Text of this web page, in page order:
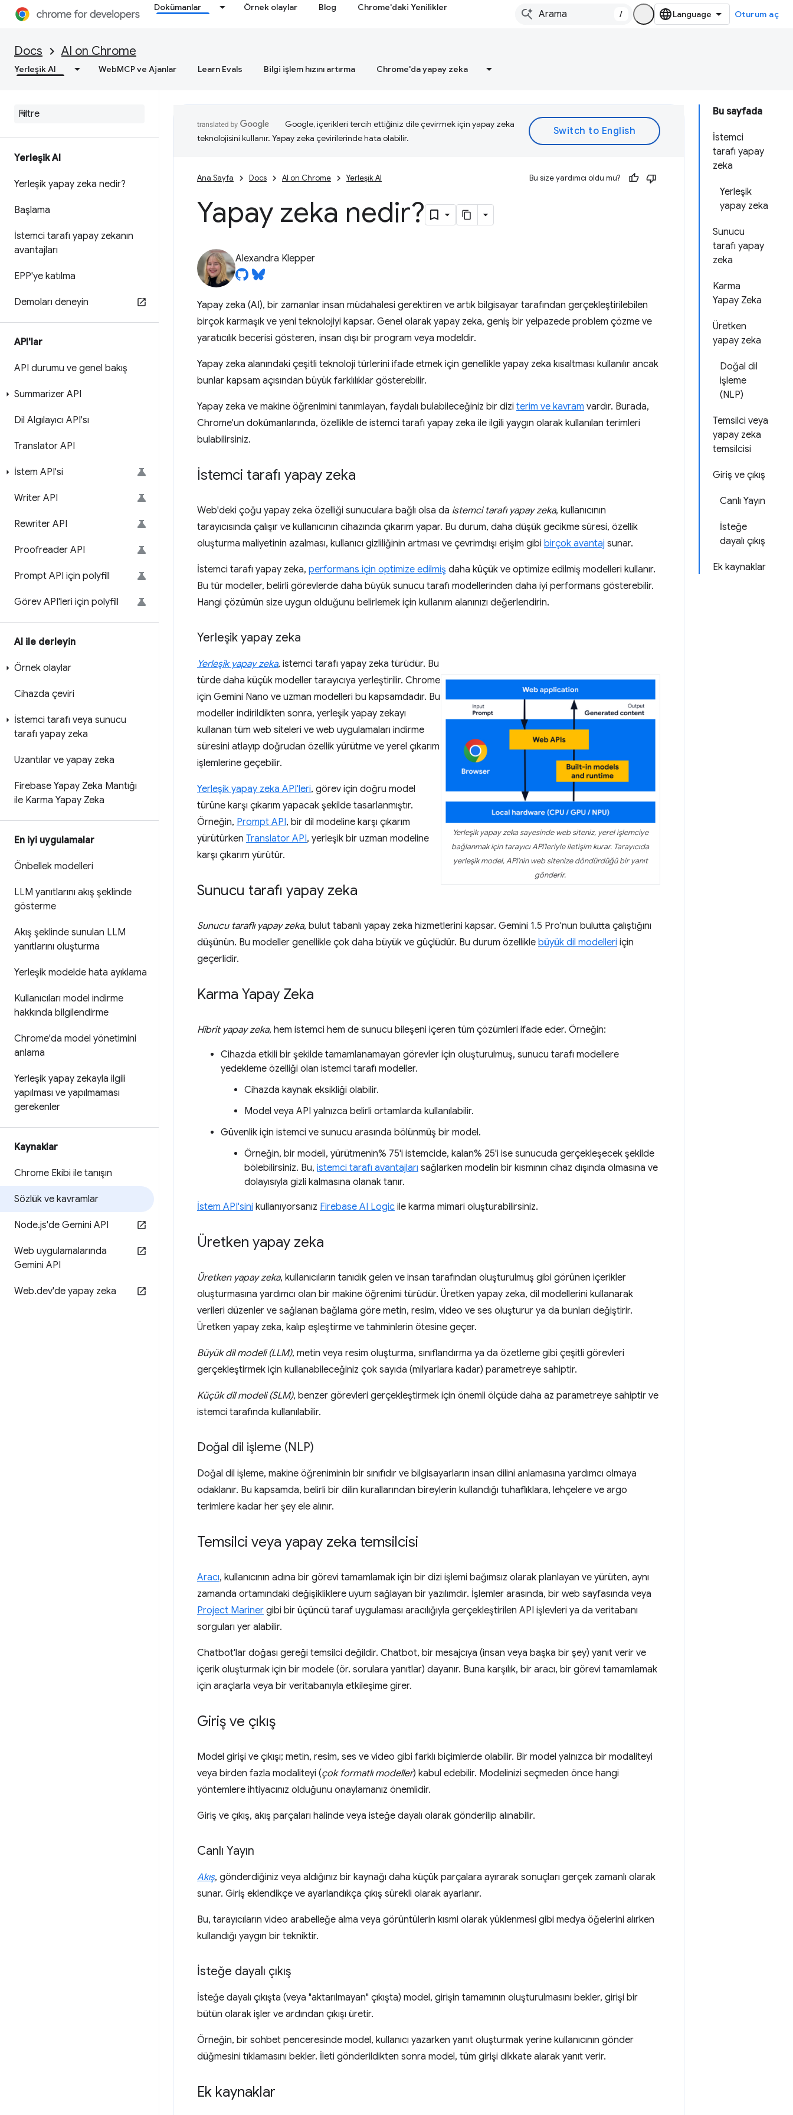
Dokümanlar Örnek olaylar Blog Chrome'daki Yenilikler
/ Oturum aç
Docs AI on Chrome
Yerleşik AI WebMCP ve Ajanlar Learn Evals Bilgi işlem hızını artırma Chrome'da yapay zeka
Yerleşik AI
Yerleşik yapay zeka nedir?
Başlama
İstemci tarafı yapay zekanın
avantajları
EPP'ye katılma
Demoları deneyin
API'lar
API durumu ve genel bakış
Summarizer API
Dil Algılayıcı API'sı
Translator API
İstem API'si
Writer API
Rewriter API
Proofreader API
Prompt API için polyfill
Görev API'leri için polyfill
AI ile derleyin
Örnek olaylar
Cihazda çeviri
İstemci tarafı veya sunucu
tarafı yapay zeka
Uzantılar ve yapay zeka
Firebase Yapay Zeka Mantığı
ile Karma Yapay Zeka
En iyi uygulamalar
Önbellek modelleri
LLM yanıtlarını akış şeklinde
gösterme
Akış şeklinde sunulan LLM
yanıtlarını oluşturma
Yerleşik modelde hata ayıklama
Kullanıcıları model indirme
hakkında bilgilendirme
Chrome'da model yönetimini
anlama
Yerleşik yapay zekayla ilgili
yapılması ve yapılmaması
gerekenler
Kaynaklar
Chrome Ekibi ile tanışın
Sözlük ve kavramlar
Node.js'de Gemini API
Web uygulamalarında
Gemini API
Web.dev'de yapay zeka
Bu sayfada
İstemci
tarafı yapay
zeka
Yerleşik
yapay zeka
Sunucu
tarafı yapay
zeka
Karma
Yapay Zeka
Üretken
yapay zeka
Doğal dil
işleme
(NLP)
Temsilci veya
yapay zeka
temsilcisi
Giriş ve çıkış
Canlı Yayın
İsteğe
dayalı çıkış
Ek kaynaklar
Google, içerikleri tercih ettiğiniz dile çevirmek için yapay zeka
teknolojisini kullanır. Yapay zeka çevirilerinde hata olabilir.
Ana Sayfa Docs AI on Chrome Yerleşik AI Bu size yardımcı oldu mu?
Yapay zeka nedir?
Alexandra Klepper
Yapay zeka (AI), bir zamanlar insan müdahalesi gerektiren ve artık bilgisayar tarafından gerçekleştirilebilen
birçok karmaşık ve yeni teknolojiyi kapsar. Genel olarak yapay zeka, geniş bir yelpazede problem çözme ve
yaratıcılık becerisi gösteren, insan dışı bir program veya modeldir.
Yapay zeka alanındaki çeşitli teknoloji türlerini ifade etmek için genellikle yapay zeka kısaltması kullanılır ancak
bunlar kapsam açısından büyük farklılıklar gösterebilir.
Yapay zeka ve makine öğrenimini tanımlayan, faydalı bulabileceğiniz bir dizi terim ve kavram vardır. Burada,
Chrome'un dokümanlarında, özellikle de istemci tarafı yapay zeka ile ilgili yaygın olarak kullanılan terimleri
bulabilirsiniz.
İstemci tarafı yapay zeka
Web'deki çoğu yapay zeka özelliği sunuculara bağlı olsa da istemci tarafı yapay zeka, kullanıcının
tarayıcısında çalışır ve kullanıcının cihazında çıkarım yapar. Bu durum, daha düşük gecikme süresi, özellik
oluşturma maliyetinin azalması, kullanıcı gizliliğinin artması ve çevrimdışı erişim gibi birçok avantaj sunar.
İstemci tarafı yapay zeka, performans için optimize edilmiş daha küçük ve optimize edilmiş modelleri kullanır.
Bu tür modeller, belirli görevlerde daha büyük sunucu tarafı modellerinden daha iyi performans gösterebilir.
Hangi çözümün size uygun olduğunu belirlemek için kullanım alanınızı değerlendirin.
Yerleşik yapay zeka
Yerleşik yapay zeka sayesinde web siteniz, yerel işlemciye
bağlanmak için tarayıcı API'leriyle iletişim kurar. Tarayıcıda
yerleşik model, API'nin web sitenize döndürdüğü bir yanıt
gönderir.
Yerleşik yapay zeka, istemci tarafı yapay zeka türüdür. Bu
türde daha küçük modeller tarayıcıya yerleştirilir. Chrome
için Gemini Nano ve uzman modelleri bu kapsamdadır. Bu
modeller indirildikten sonra, yerleşik yapay zekayı
kullanan tüm web siteleri ve web uygulamaları indirme
süresini atlayıp doğrudan özellik yürütme ve yerel çıkarım
işlemlerine geçebilir.
Yerleşik yapay zeka API'leri, görev için doğru model
türüne karşı çıkarım yapacak şekilde tasarlanmıştır.
Örneğin, Prompt API, bir dil modeline karşı çıkarım
yürütürken Translator API, yerleşik bir uzman modeline
karşı çıkarım yürütür.
Sunucu tarafı yapay zeka
Sunucu taraflı yapay zeka, bulut tabanlı yapay zeka hizmetlerini kapsar. Gemini 1.5 Pro'nun bulutta çalıştığını
düşünün. Bu modeller genellikle çok daha büyük ve güçlüdür. Bu durum özellikle büyük dil modelleri için
geçerlidir.
Karma Yapay Zeka
Hibrit yapay zeka, hem istemci hem de sunucu bileşeni içeren tüm çözümleri ifade eder. Örneğin:
Cihazda etkili bir şekilde tamamlanamayan görevler için oluşturulmuş, sunucu tarafı modellere
yedekleme özelliği olan istemci tarafı modeller.
Cihazda kaynak eksikliği olabilir.
Model veya API yalnızca belirli ortamlarda kullanılabilir.
Güvenlik için istemci ve sunucu arasında bölünmüş bir model.
Örneğin, bir modeli, yürütmenin% 75'i istemcide, kalan% 25'i ise sunucuda gerçekleşecek şekilde
bölebilirsiniz. Bu, istemci tarafı avantajları sağlarken modelin bir kısmının cihaz dışında olmasına ve
dolayısıyla gizli kalmasına olanak tanır.
İstem API'sini kullanıyorsanız Firebase AI Logic ile karma mimari oluşturabilirsiniz.
Üretken yapay zeka
Üretken yapay zeka, kullanıcıların tanıdık gelen ve insan tarafından oluşturulmuş gibi görünen içerikler
oluşturmasına yardımcı olan bir makine öğrenimi türüdür. Üretken yapay zeka, dil modellerini kullanarak
verileri düzenler ve sağlanan bağlama göre metin, resim, video ve ses oluşturur ya da bunları değiştirir.
Üretken yapay zeka, kalıp eşleştirme ve tahminlerin ötesine geçer.
Büyük dil modeli (LLM), metin veya resim oluşturma, sınıflandırma ya da özetleme gibi çeşitli görevleri
gerçekleştirmek için kullanabileceğiniz çok sayıda (milyarlara kadar) parametreye sahiptir.
Küçük dil modeli (SLM), benzer görevleri gerçekleştirmek için önemli ölçüde daha az parametreye sahiptir ve
istemci tarafında kullanılabilir.
Doğal dil işleme (NLP)
Doğal dil işleme, makine öğreniminin bir sınıfıdır ve bilgisayarların insan dilini anlamasına yardımcı olmaya
odaklanır. Bu kapsamda, belirli bir dilin kurallarından bireylerin kullandığı tuhaflıklara, lehçelere ve argo
terimlere kadar her şey ele alınır.
Temsilci veya yapay zeka temsilcisi
Aracı, kullanıcının adına bir görevi tamamlamak için bir dizi işlemi bağımsız olarak planlayan ve yürüten, aynı
zamanda ortamındaki değişikliklere uyum sağlayan bir yazılımdır. İşlemler arasında, bir web sayfasında veya
Project Mariner gibi bir üçüncü taraf uygulaması aracılığıyla gerçekleştirilen API işlevleri ya da veritabanı
sorguları yer alabilir.
Chatbot'lar doğası gereği temsilci değildir. Chatbot, bir mesajcıya (insan veya başka bir şey) yanıt verir ve
içerik oluşturmak için bir modele (ör. sorulara yanıtlar) dayanır. Buna karşılık, bir aracı, bir görevi tamamlamak
için araçlarla veya bir veritabanıyla etkileşime girer.
Giriş ve çıkış
Model girişi ve çıkışı; metin, resim, ses ve video gibi farklı biçimlerde olabilir. Bir model yalnızca bir modaliteyi
veya birden fazla modaliteyi (çok formatlı modeller) kabul edebilir. Modelinizi seçmeden önce hangi
yöntemlere ihtiyacınız olduğunu onaylamanız önemlidir.
Giriş ve çıkış, akış parçaları halinde veya isteğe dayalı olarak gönderilip alınabilir.
Canlı Yayın
Akış, gönderdiğiniz veya aldığınız bir kaynağı daha küçük parçalara ayırarak sonuçları gerçek zamanlı olarak
sunar. Giriş eklendikçe ve ayarlandıkça çıkış sürekli olarak ayarlanır.
Bu, tarayıcıların video arabelleğe alma veya görüntülerin kısmi olarak yüklenmesi gibi medya öğelerini alırken
kullandığı yaygın bir tekniktir.
İsteğe dayalı çıkış
İsteğe dayalı çıkışta (veya "aktarılmayan" çıkışta) model, girişin tamamının oluşturulmasını bekler, girişi bir
bütün olarak işler ve ardından çıkışı üretir.
Örneğin, bir sohbet penceresinde model, kullanıcı yazarken yanıt oluşturmak yerine kullanıcının gönder
düğmesini tıklamasını bekler. İleti gönderildikten sonra model, tüm girişi dikkate alarak yanıt verir.
Ek kaynaklar